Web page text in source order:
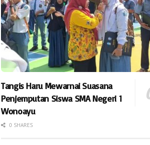
Tangis Haru Mewarnai Suasana
Penjemputan Siswa SMA Negeri 1
Wonoayu
0 SHARES